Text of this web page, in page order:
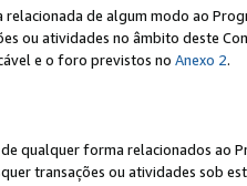
de algum modo ao
ou atividades no âmbito deste
e o foro previstos no Anexo 2.
qualquer forma relacionados ao
transações ou atividades sob